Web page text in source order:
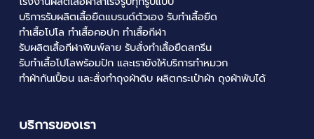
บริการรับผลิตเสื้อยืดแบรนด์ตัวเองรับทำเสื้อยืด
ทำเสื้อโปโล ทำเสื้อคอปก ทำเสื้อกีฬา
รับผลิตเสื้อกีฬาพิมพ์ลาย รับสั่งทําเสื้อยืดสกรีน
รับทําเสื้อโปโลพร้อมปักและเรายังให้บริการทำหมวก
ทำผ้ากันเปื้อน และสั่งทำถุงผ้าดิบ ผลิตกระเป๋าผ้าถุงผ้าพับได้
บริการของเรา